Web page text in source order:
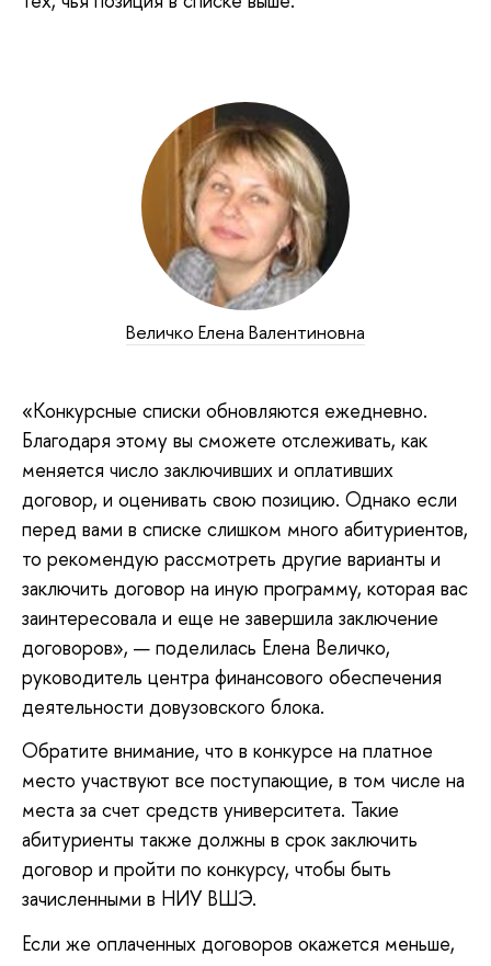
Величко Елена Валентиновна
«Конкурсные списки обновляются ежедневно.
Благодаря этому вы сможете отслеживать, как
меняется число заключивших и оплативших
договор, и оценивать свою позицию. Однако если
перед вами в списке слишком много абитуриентов,
то рекомендую рассмотреть другие варианты и
заключить договор на иную программу, которая вас
заинтересовала и еще не завершила заключение
договоров», — поделилась Елена Величко,
руководитель центра финансового обеспечения
деятельности довузовского блока.
Обратите внимание, что в конкурсе на платное
место участвуют все поступающие, в том числе на
места за счет средств университета. Такие
абитуриенты также должны в срок заключить
договор и пройти по конкурсу, чтобы быть
зачисленными в НИУ ВШЭ.
Если же оплаченных договоров окажется меньше,